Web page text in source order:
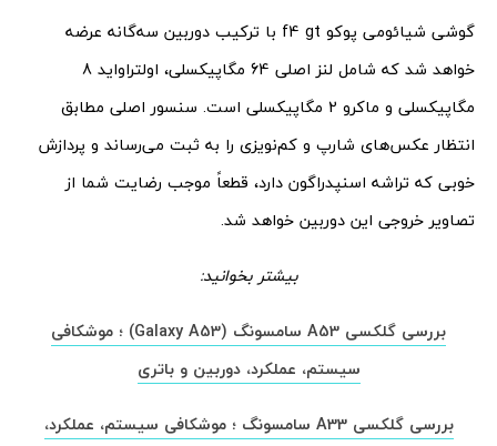
گوشی شیائومی پوکو f4 gt با ترکیب دوربین سه‌گانه عرضه
خواهد شد که شامل لنز اصلی 64 مگاپیکسلی، اولتراواید 8
مگاپیکسلی و ماکرو 2 مگاپیکسلی است. سنسور اصلی مطابق
انتظار عکس‌های شارپ و کم‌نویزی را به ثبت می‌رساند و پردازش
خوبی که تراشه اسنپدراگون دارد، قطعاً موجب رضایت شما از
تصاویر خروجی این دوربین خواهد شد.
بیشتر بخوانید:
بررسی گلکسی A53 سامسونگ (Galaxy A53) ؛ موشکافی
سیستم، عملکرد، دوربین و باتری
بررسی گلکسی A33 سامسونگ ؛ موشکافی سیستم، عملکرد،